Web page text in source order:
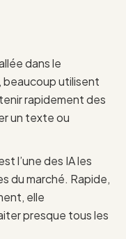
dans le
beaucoup utilisent
rapidement des
un texte ou
l’une des IA les
du marché. Rapide,
elle
presque tous les